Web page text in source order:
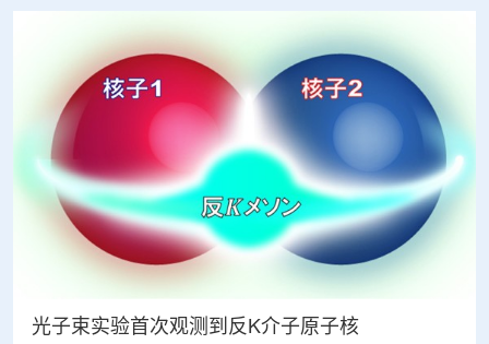
光子束实验首次观测到反K介子原子核